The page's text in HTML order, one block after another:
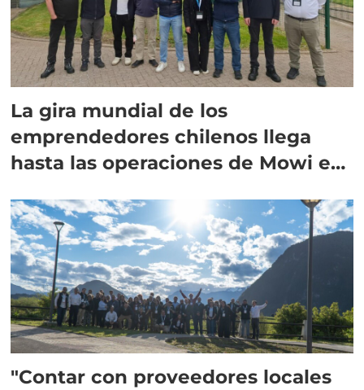
La gira mundial de los
emprendedores chilenos llega
hasta las operaciones de Mowi en
"Contar con proveedores locales